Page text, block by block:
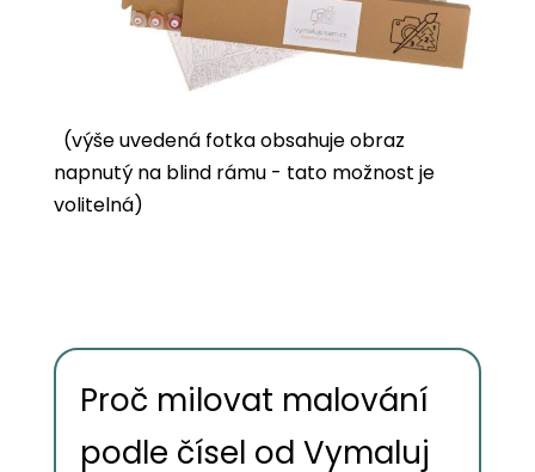
(výše uvedená fotka obsahuje obraz
napnutý na blind rámu - tato možnost je
volitelná)
Proč milovat malování
podle čísel od Vymaluj